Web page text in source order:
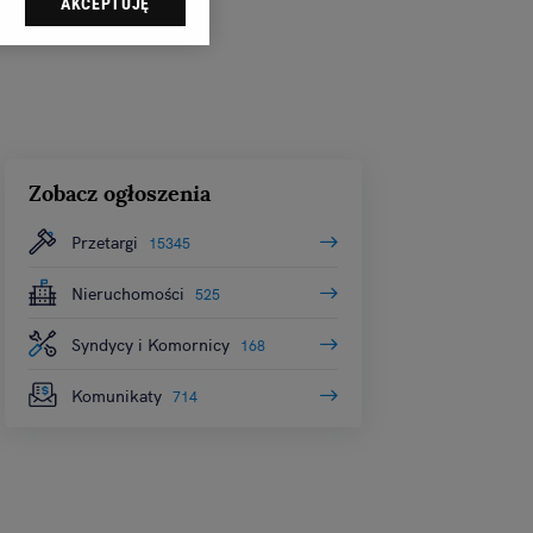
Zobacz ogłoszenia
Przetargi 15345
Nieruchomości 525
Syndycy i Komornicy 168
Komunikaty 714
do sekcji
identyfikacji.
pomiar reklam i